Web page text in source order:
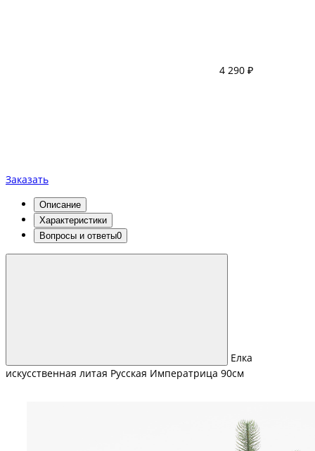
4 290 ₽
Заказать
Описание
Характеристики
Вопросы и ответы0
Елка
искусственная литая Русская Императрица 90см